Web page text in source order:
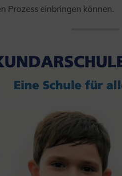
Prozess einbringen können.